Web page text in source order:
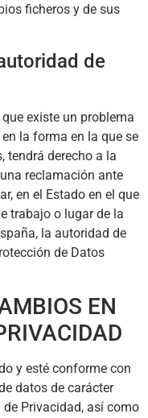
ficheros y de sus
de
existe un problema
la forma en la que se
tendrá derecho a la
reclamación ante
en el Estado en el que
trabajo o lugar de la
la autoridad de
de Datos
EN
y esté conforme con
datos de carácter
Privacidad, así como